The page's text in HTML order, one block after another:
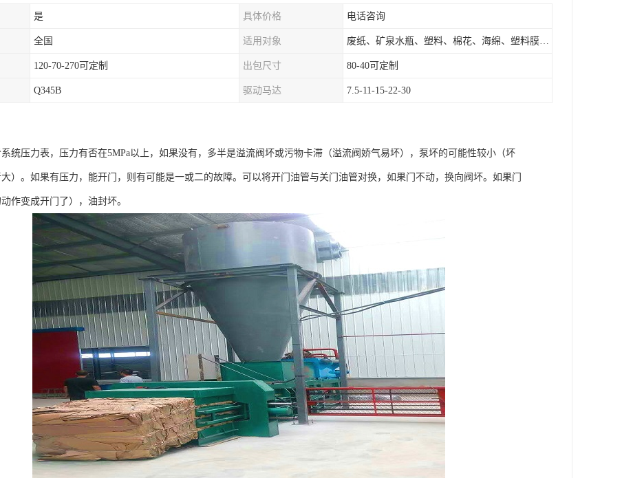
是 具体价格 电话咨询
全国 适用对象 废纸、矿泉水瓶、塑料、棉花、海绵、塑料膜、垃圾、废料等
120-70-270可定制 出包尺寸 80-40可定制
Q345B 驱动马达 7.5-11-15-22-30
统压力表，压力有否在5MPa以上，如果没有，多半是溢流阀坏或污物卡滞（溢流阀娇气易坏），泵坏的可能性较小（坏
大）。如果有压力，能开门，则有可能是一或二的故障。可以将开门油管与关门油管对换，如果门不动，换向阀坏。如果门
作变成开门了），油封坏。